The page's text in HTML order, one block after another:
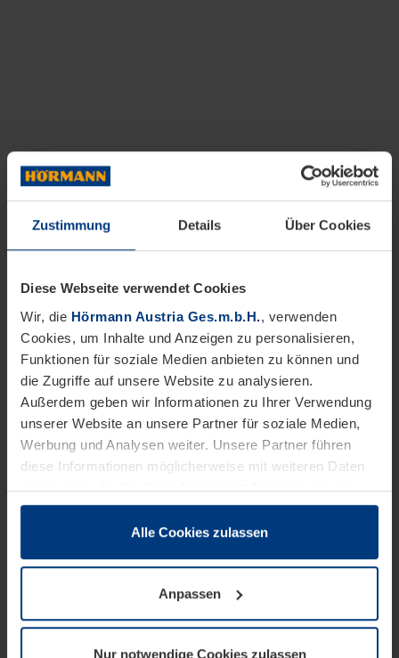
Zustimmung Details Über Cookies
Diese Webseite verwendet Cookies
Wir, die Hörmann Austria Ges.m.b.H., verwenden
Cookies, um Inhalte und Anzeigen zu personalisieren,
Funktionen für soziale Medien anbieten zu können und
die Zugriffe auf unsere Website zu analysieren.
Außerdem geben wir Informationen zu Ihrer Verwendung
unserer Website an unsere Partner für soziale Medien,
Werbung und Analysen weiter. Unsere Partner führen
diese Informationen möglicherweise mit weiteren Daten
zusammen, die Sie ihnen bereitgestellt haben oder die
sie im Rahmen Ihrer Nutzung der Dienste gesammelt
wenn diese für den Betrieb dieser Seite unbedingt
notwendig sind. Für alle anderen Cookie-Typen benötigen
wir Ihre Erlaubnis. Ihre Einwilligung können Sie jederzeit
Alle Cookies zulassen
Anpassen
Nur notwendige Cookies zulassen